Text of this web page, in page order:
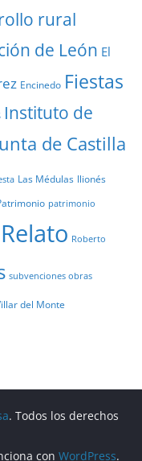
rural
de León El
Encinedo Fiestas
Instituto de
de Castilla
Las Médulas llionés
patrimonio
Relato Roberto
subvenciones obras
del Monte
. Todos los derechos
con WordPress.